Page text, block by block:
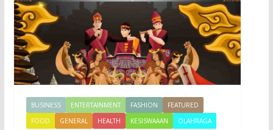
BUSINESS ENTERTAINMENT FASHION
FEATURED
FOOD
GENERAL HEALTH KESISWAAAN OLAHRAGA